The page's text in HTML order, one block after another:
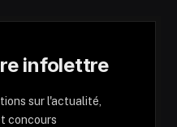
infolettre
sur l'actualité,
concours